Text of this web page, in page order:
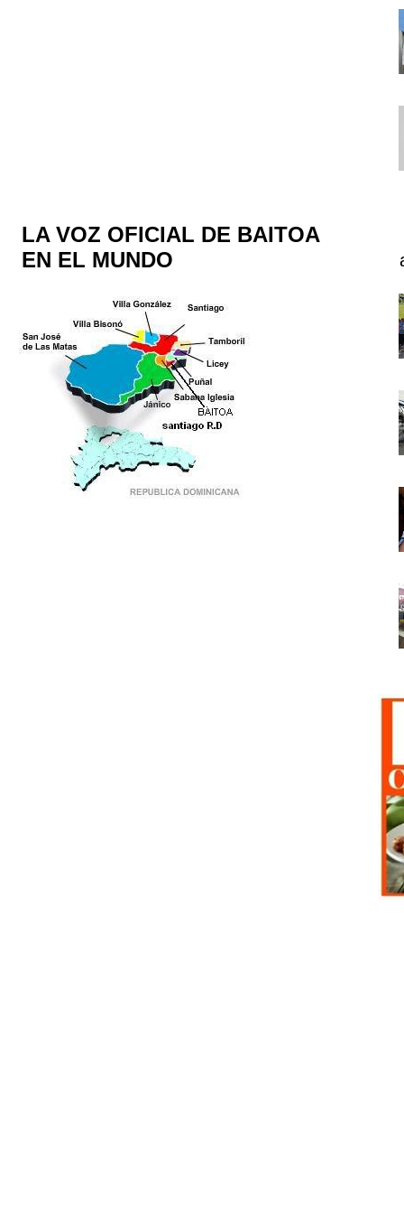
LA VOZ OFICIAL DE BAITOA
EN EL MUNDO